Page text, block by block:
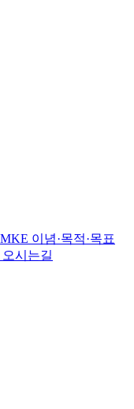
MKE 이념·목적·목표
시는길